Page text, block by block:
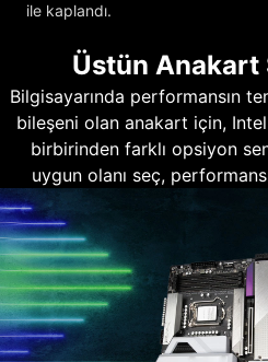
ile kaplandı.
Üstün Anakart
Bilgisayarında performansın
bileşeni olan anakart için, Intel
birbirinden farklı opsiyon
uygun olanı seç,